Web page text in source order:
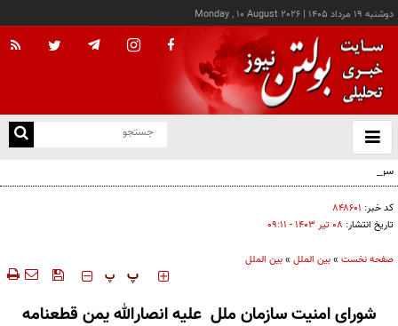
دوشنبه ۱۹ مرداد ۱۴۰۵ |
Monday , 10 August 2026
باز
و
سوداگری جنگ و تقسیم غنائم خیالی...
کد خبر: ۸۴۸۶۰۱
تاریخ انتشار: ۰۸ تير ۱۴۰۳ - ۰۹:۱۱
صفحه نخست »بین الملل »بین الملل
‍‍‍ پ پ
شورای امنیت سازمان ملل علیه انصارالله یمن قطعنامه